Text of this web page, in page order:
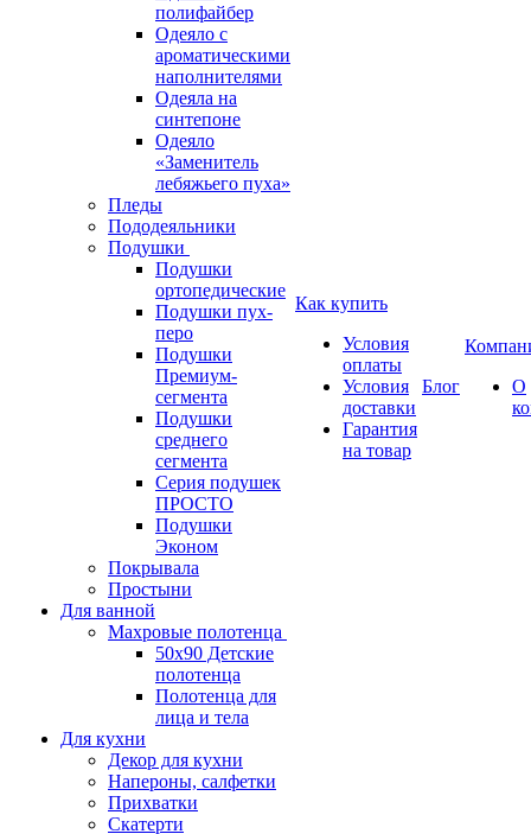
полифайбер
Одеяло с
ароматическими
наполнителями
Одеяла на
синтепоне
Одеяло
«Заменитель
лебяжьего пуха»
Пледы
Пододеяльники
Подушки
Подушки
ортопедические
Подушки пух-
перо
Подушки
Премиум-
сегмента
Подушки
среднего
сегмента
Серия подушек
ПРОСТО
Подушки
Эконом
Покрывала
Простыни
Для ванной
Махровые полотенца
50х90 Детские
полотенца
Полотенца для
лица и тела
Для кухни
Декор для кухни
Напероны, салфетки
Прихватки
Скатерти
Как купить
Условия
оплаты
Условия
доставки
Гарантия
на товар
Блог
О